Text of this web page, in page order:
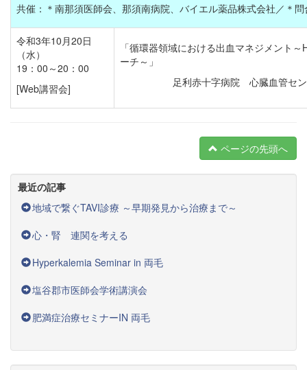
共催：＊南那須医師会、那須南病院、バイエル薬品株式会社／＊
令和3年10月20日
（水）
19：00～20：00
[Web講習会]
「循環器領域における出血マネジメント
ーチ～」
足利赤十字病院 心臓血管
ページの先頭へ
最近の記事
地域で繋ぐTAVI診療 ～早期発見から治療まで～
心・腎 連関を考える
Hyperkalemia Seminar in 両毛
塩谷郡市医師会学術講演会
肥満症治療セミナーIN 両毛